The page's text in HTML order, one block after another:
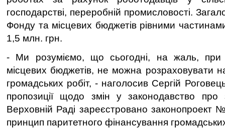
господарстві, переробній промисловості.
Фонду та місцевих бюджетів рівними
1,5 млн. грн.
- Ми розуміємо, що сьогодні, на жаль, при
місцевих бюджетів, не можна розраховувати
громадських робіт, - наголосив Сергій
пропозиції щодо змін у законодавство про
Верховній Раді зареєстровано законопроект
принцип паритетного фінансування